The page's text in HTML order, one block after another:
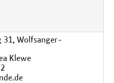
31, Wolfsanger-
Klewe